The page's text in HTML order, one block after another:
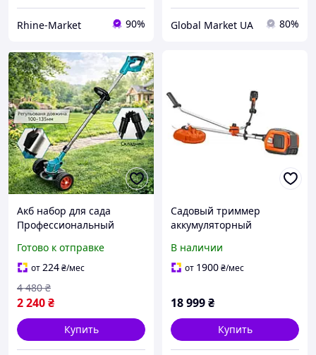
Rhine-Market 90% Global Market UA 80%
Акб набор для сада
Профессиональный
для травы
Многофункциональный
садовый инструмент
Готово к отправке
от224₴/мес
2 240₴
4 480 ₴
Купить
Садовый триммер
аккумуляторный
и ЗУ) / Мотокосилка
ручная для дачи и сада
В наличии
от 1900₴/мес
18 999₴
Купить